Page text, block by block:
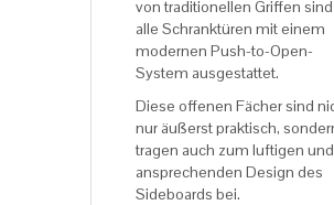
von traditionellen Griffen sind
alle Schranktüren mit einem
modernen Push-to-Open-
System ausgestattet.
Diese offenen Fächer sind
nur äußerst praktisch,
tragen auch zum luftigen und
ansprechenden Design des
Sideboards bei.